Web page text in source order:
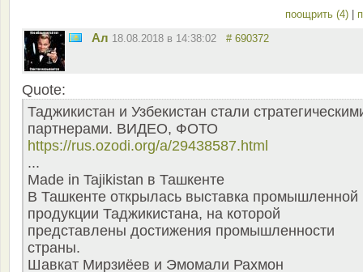
поощрить (4)
Ал 18.08.2018 в 14:38:02 # 690372
Quote:
Таджикистан и Узбекистан стали
партнерами. ВИДЕО, ФОТО
https://rus.ozodi.org/a/29438587.html
...
Made in Tajikistan в Ташкенте
В Ташкенте открылась выставка промышленной
продукции Таджикистана, на которой
представлены достижения промышленности
страны.
Шавкат Мирзиёев и Эмомали Рахмон